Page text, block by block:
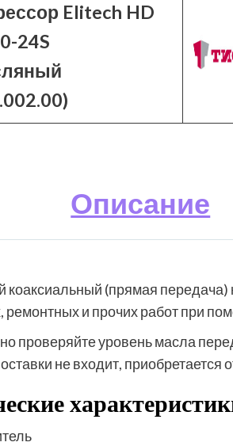
Elitech HD
24S
Описание
коаксиальный (прямая
ремонтных и прочих работ при
проверяйте уровень масла
не входит, приобретается